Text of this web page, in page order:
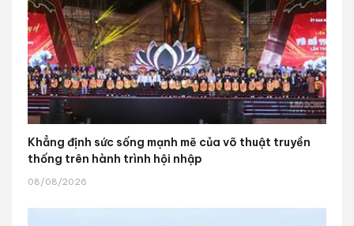
Khẳng định sức sống mạnh mẽ của võ thuật truyền
thống trên hành trình hội nhập
08/08/2026